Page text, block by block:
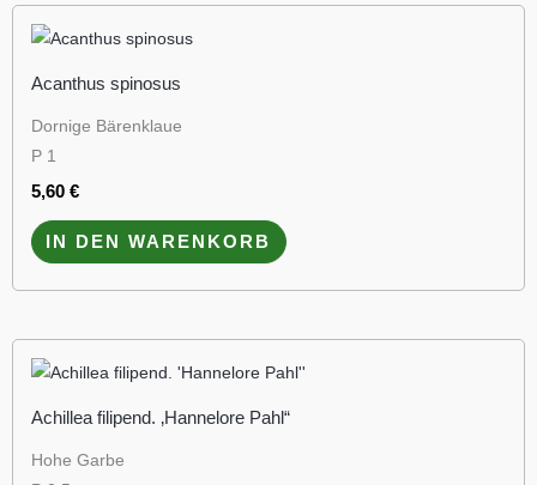
Acanthus spinosus
Dornige Bärenklaue
P 1
5,60 €
IN DEN WARENKORB
Achillea filipend. ‚Hannelore Pahl“
Hohe Garbe